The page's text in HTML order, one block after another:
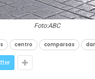
Foto:ABC
centro comparsas